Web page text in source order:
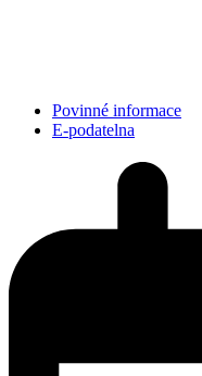
Povinné informace
E-podatelna